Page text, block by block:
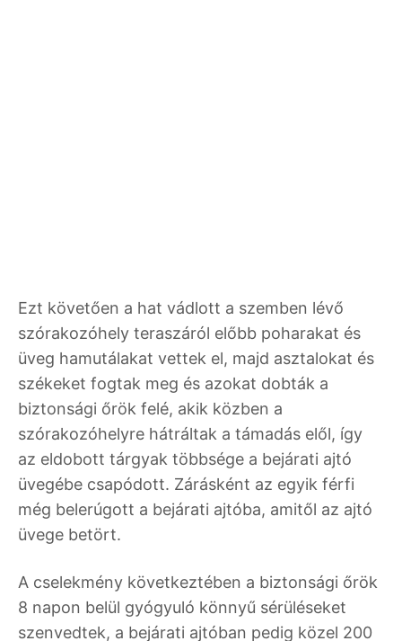
Ezt követően a hat vádlott a szemben lévő
szórakozóhely teraszáról előbb poharakat és
üveg hamutálakat vettek el, majd asztalokat és
székeket fogtak meg és azokat dobták a
biztonsági őrök felé, akik közben a
szórakozóhelyre hátráltak a támadás elől, így
az eldobott tárgyak többsége a bejárati ajtó
üvegébe csapódott. Zárásként az egyik férfi
még belerúgott a bejárati ajtóba, amitől az ajtó
üvege betört.
A cselekmény következtében a biztonsági őrök
8 napon belül gyógyuló könnyű sérüléseket
szenvedtek, a bejárati ajtóban pedig közel 200